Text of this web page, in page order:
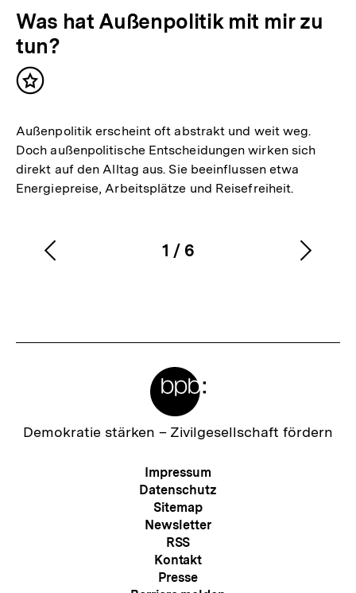
Was hat Außenpolitik mit mir zu
tun?
Inhalt
Außenpolitik erscheint oft abstrakt und weit weg.
Doch außenpolitische Entscheidungen wirken sich
direkt auf den Alltag aus. Sie beeinflussen etwa
Energiepreise, Arbeitsplätze und Reisefreiheit.
Karussellinhalt
1
von
/ 6
Vorherigen
Zur
Demokratie stärken – Zivilgesellschaft fördern
Meta-
Navigation
Impressum
Datenschutz
Sitemap
Newsletter
RSS
Kontakt
Presse